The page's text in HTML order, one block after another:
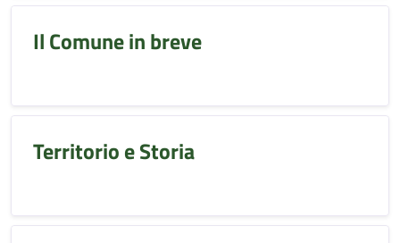
Il Comune in breve
Territorio e Storia